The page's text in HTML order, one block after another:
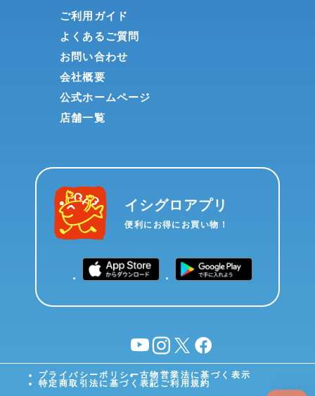
ご利用ガイド
よくあるご質問
お問い合わせ
会社概要
公式ホームページ
店舗一覧
イシグロアプリ
便利にお得にお買い物！
YouTubeinstagram
X facebook
プライバシーポリシー古物営業法に基づく表示
特定商取引法に基づく表記 ご利用規約